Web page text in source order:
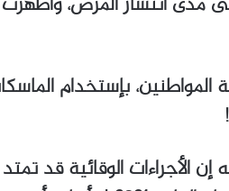
بإستخدام
الأجراءات الوقائية قد